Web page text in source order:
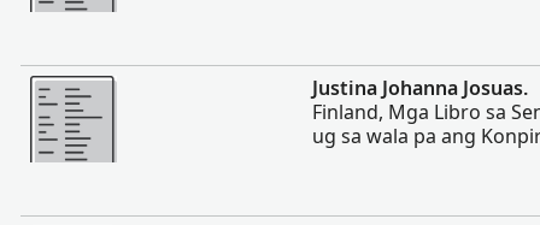
Dugang pa
Justina Johanna Josuas.
Finland, Mga Libro sa
ug sa wala pa ang